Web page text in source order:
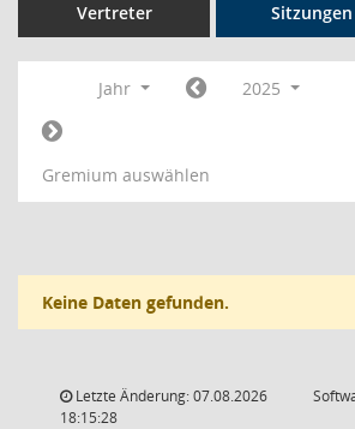
Vertreter Sitzungen
Jahr 2025
Gremium auswählen
Keine Daten gefunden.
Letzte Änderung: 07.08.2026
18:15:28